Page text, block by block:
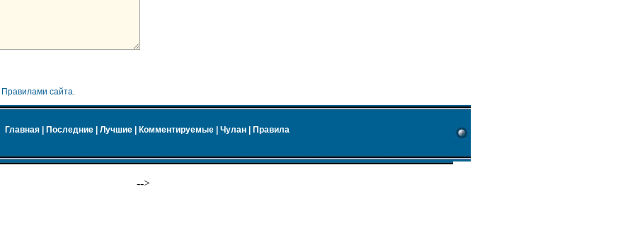
Правилами сайта.
Главная Последние Лучшие Комментируемые Чулан Правила
-->